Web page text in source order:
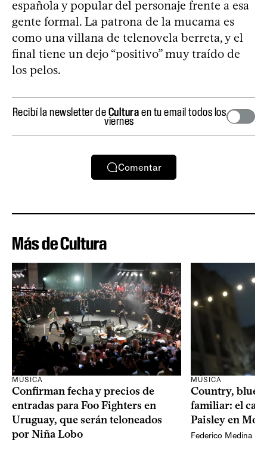
española y popular del personaje frente a esa
gente formal. La patrona de la mucama es
como una villana de telenovela berreta, y el
final tiene un dejo “positivo” muy traído de
los pelos.
Recibí la newsletter deCulturaen tu email todos los
viernes
Comentar
Más de Cultura
MÚSICA
Confirman fecha y precios de
entradas para Foo Fighters en
Uruguay, que serán teloneados
por Niña Lobo
MÚSICA
Country,
familiar: el
Paisley en
Federico Medina